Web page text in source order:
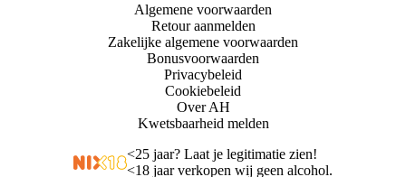
Algemene voorwaarden
Retour aanmelden
Zakelijke algemene voorwaarden
Bonusvoorwaarden
Privacybeleid
Cookiebeleid
Over AH
Kwetsbaarheid melden
<25 jaar? Laat je legitimatie zien!
<18 jaar verkopen wij geen alcohol.